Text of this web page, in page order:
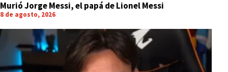
Murió Jorge Messi, el papá de Lionel Messi
8 de agosto, 2026